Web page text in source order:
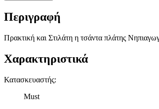
Περιγραφή
Πρακτική και Στιλάτη η τσάντα πλάτης
Χαρακτηριστικά
Κατασκευαστής:
Must